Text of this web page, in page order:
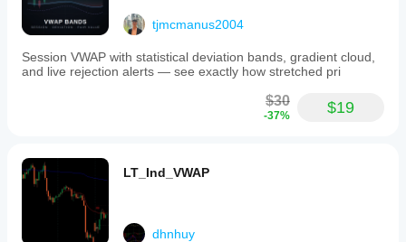
tjmcmanus2004
Session VWAP with statistical deviation bands, gradient cloud,
and live rejection alerts — see exactly how stretched pri
$30
-37% $19
LT_Ind_VWAP
dhnhuy